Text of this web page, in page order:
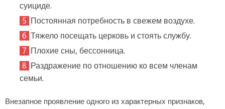
суициде.
Постоянная потребность в свежем воздухе.
Тяжело посещать церковь и стоять службу.
Плохие сны, бессонница.
Раздражение по отношению ко всем членам
семьи.
Внезапное проявление одного из характерных признаков,